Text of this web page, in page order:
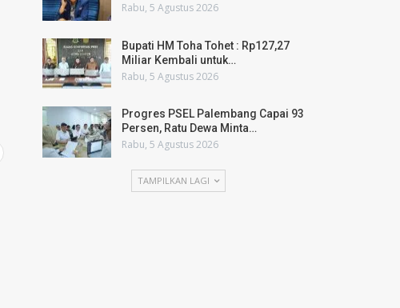
Rabu, 5 Agustus 2026
Bupati HM Toha Tohet : Rp127,27
Miliar Kembali untuk…
Rabu, 5 Agustus 2026
Progres PSEL Palembang Capai 93
Persen, Ratu Dewa Minta…
Rabu, 5 Agustus 2026
TAMPILKAN LAGI